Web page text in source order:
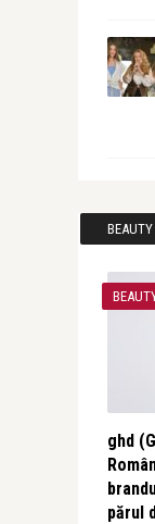
ghd
părul